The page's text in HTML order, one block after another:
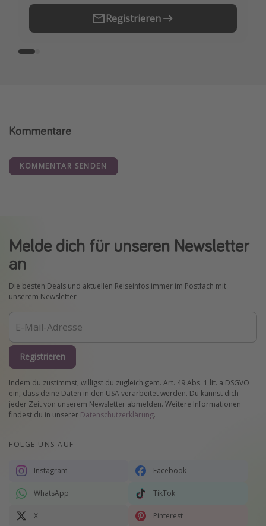
Registrieren
Kommentare
KOMMENTAR SENDEN
Melde dich für unseren Newsletter
an
Die besten Deals und aktuellen Reiseinfos immer im Postfach mit
unserem Newsletter
Registrieren
Indem du zustimmst, willigst du zugleich gem. Art. 49 Abs. 1 lit. a DSGVO
ein, dass deine Daten in den USA verarbeitet werden. Du kannst dich
jeder Zeit von unserem Newsletter abmelden. Weitere Informationen
findest du in unserer Datenschutzerklärung.
FOLGE UNS AUF
Instagram Facebook
WhatsApp TikTok
X Pinterest